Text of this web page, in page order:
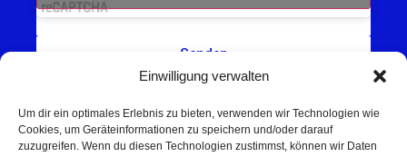
Einwilligung verwalten
Um dir ein optimales Erlebnis zu bieten, verwenden wir Technologien wie
Cookies, um Geräteinformationen zu speichern und/oder darauf
zuzugreifen. Wenn du diesen Technologien zustimmst, können wir Daten
Senden